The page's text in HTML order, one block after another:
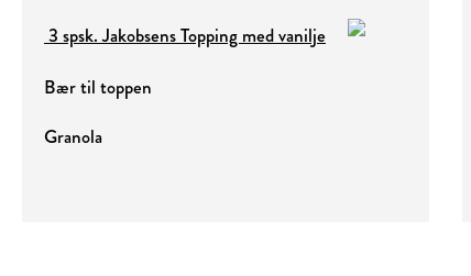
3 spsk. Jakobsens Topping med vanilje
Bær til toppen
Granola